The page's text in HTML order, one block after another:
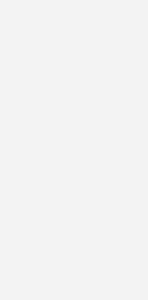
Varta mit ausgewählten Ladestationen